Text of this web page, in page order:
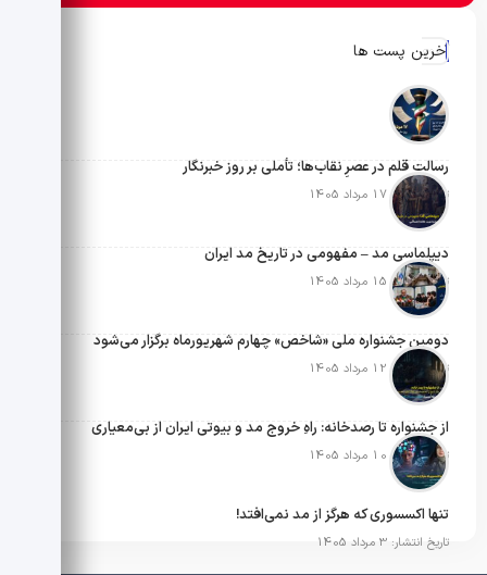
آخرین پست ها
رسالتِ قلم در عصرِ نقاب‌ها؛ تأملی بر روز خبرنگار
تاریخ انتشار: 17 مرداد 1405
دیپلماسی مد – مفهومی در تاریخ مد ایران
تاریخ انتشار: 15 مرداد 1405
دومین جشنواره ملی «شاخص» چهارم شهریورماه برگزار می‌شود
تاریخ انتشار: 12 مرداد 1405
از جشنواره تا رصدخانه: راهِ خروج مد و بیوتی ایران از بی‌معیاری
تاریخ انتشار: 10 مرداد 1405
تنها اکسسوری که هرگز از مد نمی‌افتد!
تاریخ انتشار: 3 مرداد 1405